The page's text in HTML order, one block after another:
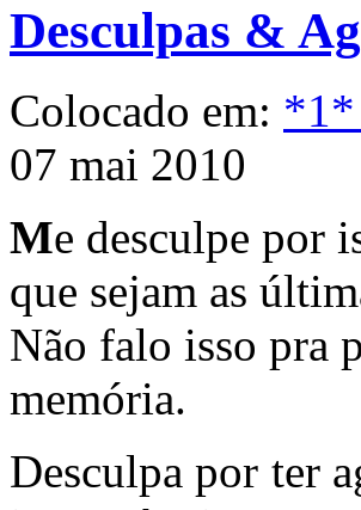
Desculpas &
Colocado em: *1*
07 mai 2010
Me desculpe por
que sejam as
Não falo isso pra
memória.
Desculpa por ter